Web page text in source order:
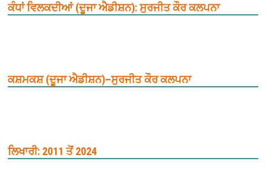
ਕੰਧਾਂ ਵਿਲਕਦੀਆਂ (ਦੂਜਾ ਐਡੀਸ਼ਨ): ਸੁਰਜੀਤ ਕੌਰ ਕਲਪਨਾ
ਕਸ਼ਮਕਸ਼ (ਦੂਜਾ ਐਡੀਸ਼ਨ)–ਸੁਰਜੀਤ ਕੌਰ ਕਲਪਨਾ
ਲਿਖਾਰੀ: 2011 ਤੋਂ 2024